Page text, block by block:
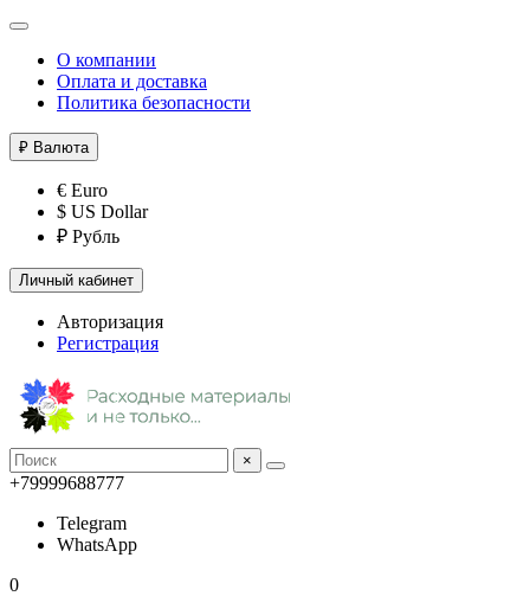
О компании
Оплата и доставка
Политика безопасности
₽ Валюта
€ Euro
$ US Dollar
₽ Рубль
Личный кабинет
Авторизация
Регистрация
×
+79999688777
Telegram
WhatsApp
0